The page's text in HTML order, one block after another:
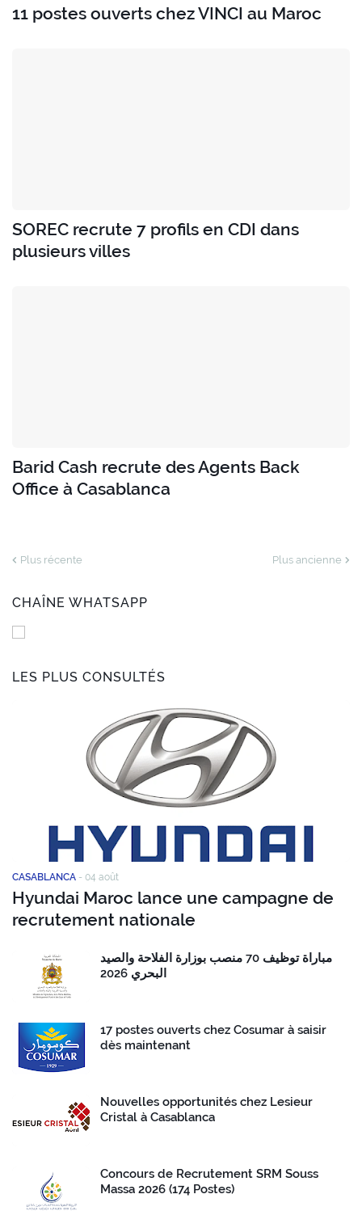
11 postes ouverts chez VINCI au Maroc
SOREC recrute 7 profils en CDI dans
plusieurs villes
Barid Cash recrute des Agents Back
Office à Casablanca
Plus récente Plus ancienne
CHAÎNE WHATSAPP
LES PLUS CONSULTÉS
CASABLANCA - 04 août
Hyundai Maroc lance une campagne de
recrutement nationale
مباراة توظيف 70 منصب بوزارة الفلاحة والصيد
البحري 2026
17 postes ouverts chez Cosumar à saisir
dès maintenant
Nouvelles opportunités chez Lesieur
Cristal à Casablanca
Concours de Recrutement SRM Souss
Massa 2026 (174 Postes)